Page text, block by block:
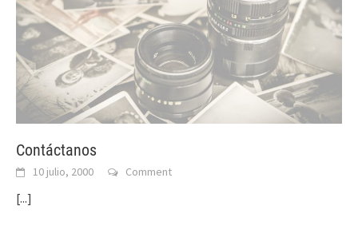
Contáctanos
10 julio, 2000 Comment
[...]